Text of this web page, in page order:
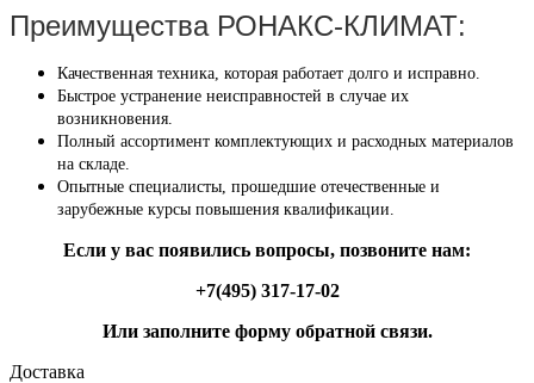
Преимущества РОНАКС-КЛИМАТ:
Качественная техника, которая работает долго и исправно.
Быстрое устранение неисправностей в случае их
возникновения.
Полный ассортимент комплектующих и расходных материалов
на складе.
Опытные специалисты, прошедшие отечественные и
зарубежные курсы повышения квалификации.
Если у вас появились вопросы, позвоните нам:
+7(495) 317-17-02
Или заполните форму обратной связи.
Доставка